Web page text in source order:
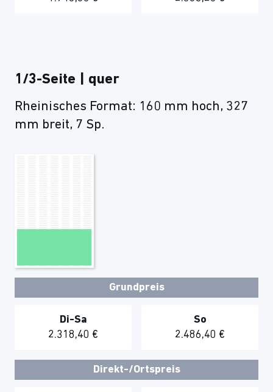
1/3-Seite | quer
Rheinisches Format: 160 mm hoch, 327
mm breit, 7 Sp.
Grundpreis
Di-Sa
2.318,40 €
So
2.486,40 €
Direkt-/Ortspreis